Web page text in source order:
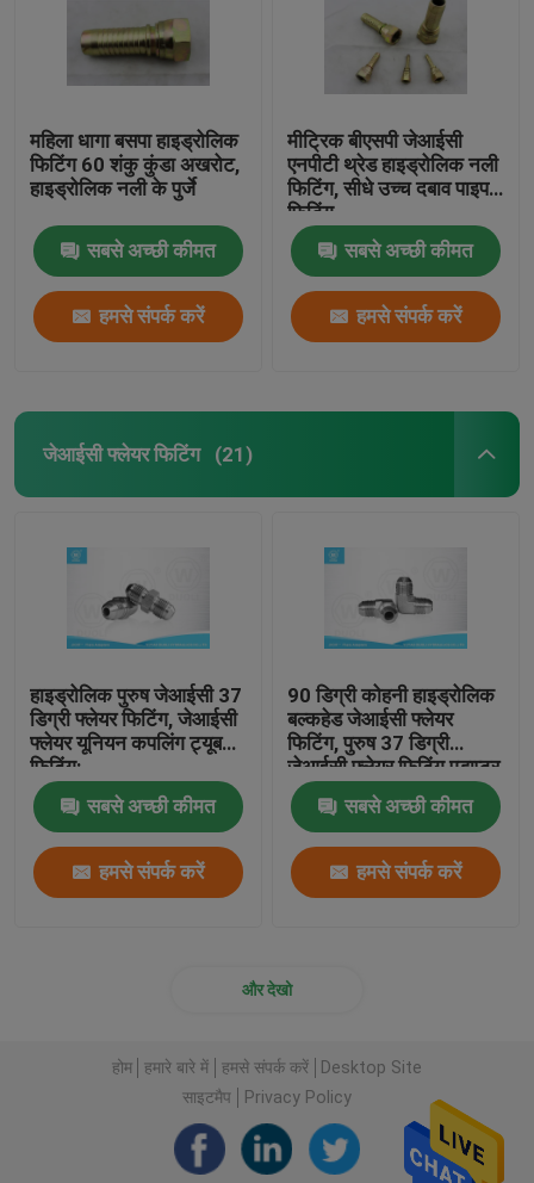
महिला धागा बसपा हाइड्रोलिक
फिटिंग 60 शंकु कुंडा अखरोट,
हाइड्रोलिक नली के पुर्जे
सबसे अच्छी कीमत
हमसे संपर्क करें
मीट्रिक बीएसपी जेआईसी
एनपीटी थ्रेड हाइड्रोलिक नली
फिटिंग, सीधे उच्च दबाव पाइप
फिटिंग
सबसे अच्छी कीमत
हमसे संपर्क करें
जेआईसी फ्लेयर फिटिंग (21)
हाइड्रोलिक पुरुष जेआईसी 37
डिग्री फ्लेयर फिटिंग, जेआईसी
फ्लेयर यूनियन कपलिंग ट्यूब
फिटिंग:
सबसे अच्छी कीमत
हमसे संपर्क करें
90 डिग्री कोहनी हाइड्रोलिक
बल्कहेड जेआईसी फ्लेयर
फिटिंग, पुरुष 37 डिग्री
जेआईसी फ्लेयर फिटिंग एडाप्टर
सबसे अच्छी कीमत
हमसे संपर्क करें
और देखो
होम हमारे बारे में हमसे संपर्क करें
Desktop Site
साइटमैप
Privacy Policy